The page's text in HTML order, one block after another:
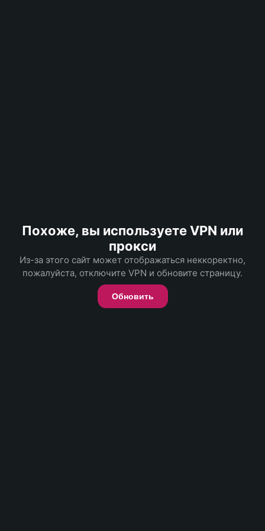
Похоже, вы используете VPN или
прокси
Из-за этого сайт может отображаться неккоректно,
пожалуйста, отключите VPN и обновите страницу.
Обновить